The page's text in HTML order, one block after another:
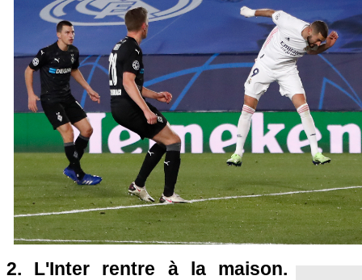
2. L'Inter rentre à la maison.